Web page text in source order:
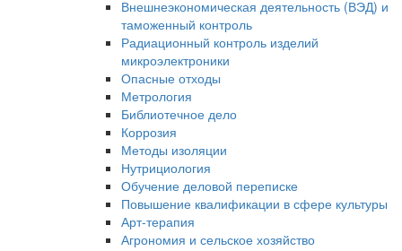
Внешнеэкономическая деятельность (ВЭД) и
таможенный контроль
Радиационный контроль изделий
микроэлектроники
Опасные отходы
Метрология
Библиотечное дело
Коррозия
Методы изоляции
Нутрициология
Обучение деловой переписке
Повышение квалификации в сфере культуры
Арт-терапия
Агрономия и сельское хозяйство